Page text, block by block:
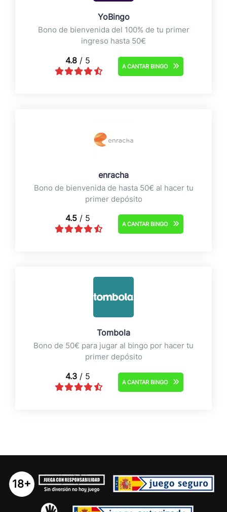
YoBingo
Bono de bienvenida del 100% de tu primer
ingreso hasta 50€
4.8 / 5
A CANTAR BINGO
enracha
Bono de bienvenida de hasta 50€ al hacer tu
primer depósito
4.5 / 5
A CANTAR BINGO
Tombola
Bono de 50€ para jugar al bingo por hacer tu
primer depósito
4.3 / 5
A CANTAR BINGO
18+